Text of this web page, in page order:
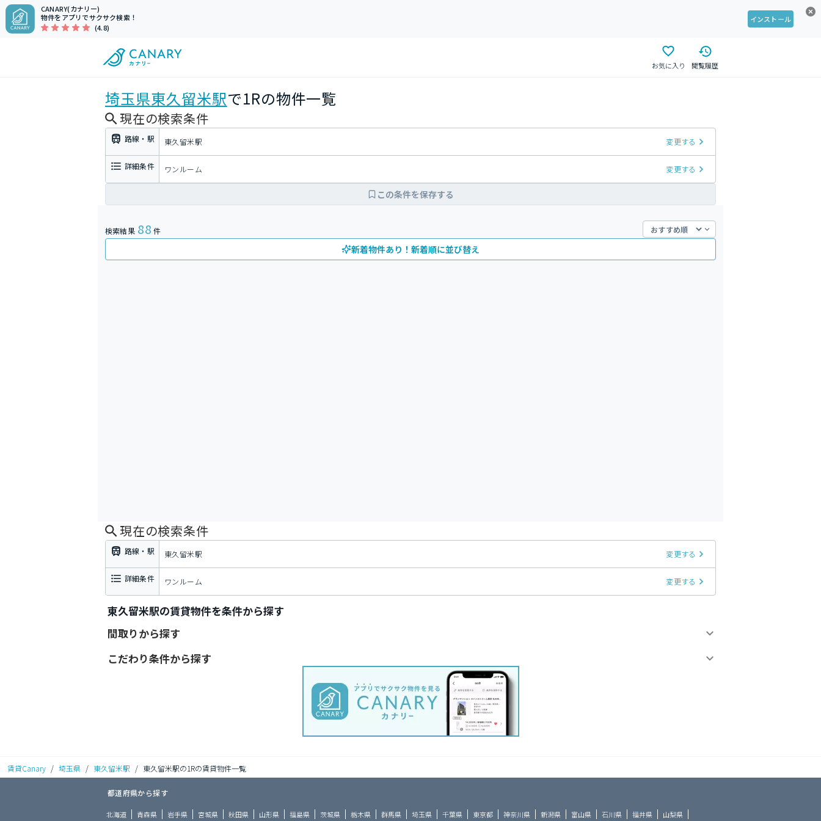
CANARY(カナリー)
物件をアプリでサクサク検索！
(4.8)
インストール
お気に入り 閲覧履歴
埼玉県東久留米駅で1Rの物件一覧
現在の検索条件
路線・駅 東久留米駅 変更する
詳細条件 ワンルーム 変更する
この条件を保存する
検索結果 88 件
新着物件あり！新着順に並び替え
現在の検索条件
路線・駅 東久留米駅 変更する
詳細条件 ワンルーム 変更する
東久留米駅の賃貸物件を条件から探す
間取りから探す
こだわり条件から探す
賃貸Canary / 埼玉県 / 東久留米駅 / 東久留米駅の1Rの賃貸物件一覧
都道府県から探す
北海道 青森県 岩手県 宮城県 秋田県 山形県 福島県 茨城県 栃木県 群馬県 埼玉県 千葉県 東京都 神奈川県 新潟県 富山県 石川県 福井県 山梨県